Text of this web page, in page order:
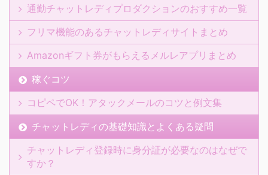
通勤チャットレディプロダクションのおすすめ一覧
フリマ機能のあるチャットレディサイトまとめ
Amazonギフト券がもらえるメルレアプリまとめ
稼ぐコツ
コピペでOK！アタックメールのコツと例文集
チャットレディの基礎知識とよくある疑問
チャットレディ登録時に身分証が必要なのはなぜで
すか？